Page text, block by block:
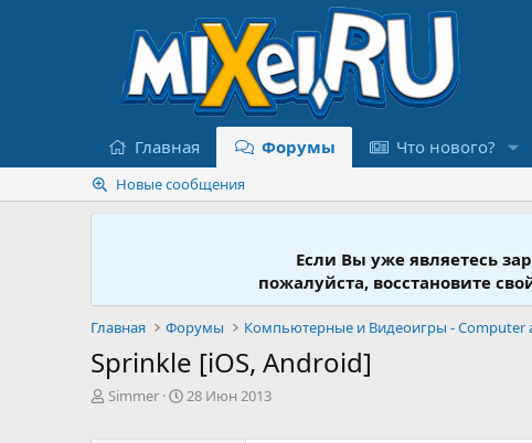
Главная Форумы Что нового?
Новые сообщения
Если Вы уже являетесь
пожалуйста, восстановите
Главная Форумы
Sprinkle [iOS, Android]
А
Simmer
Д
28 Июн 2013